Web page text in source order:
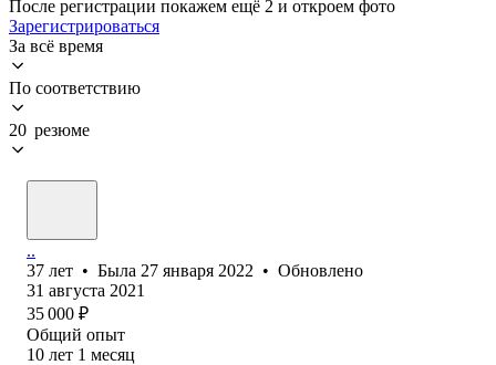
После регистрации покажем ещё 2 и откроем фото
Зарегистрироваться
За всё время
По соответствию
20 резюме
..
37 лет • Была 27 января 2022 • Обновлено
31 августа 2021
35 000 ₽
Общий опыт
10 лет 1 месяц